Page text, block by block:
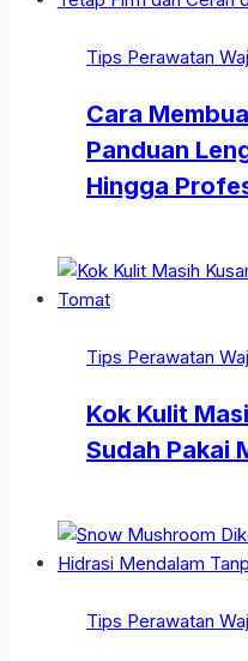
Tips Perawatan
Cara
Panduan
Hingga
Tips Perawatan
Kok Kulit
Sudah Pakai
Tips Perawatan